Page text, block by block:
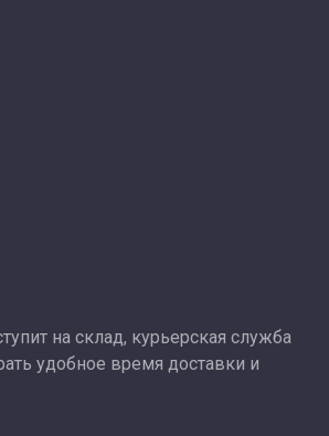
на склад, курьерская служба
удобное время доставки и